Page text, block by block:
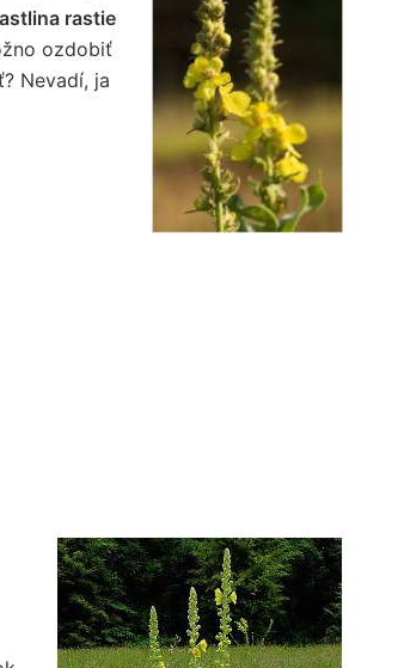
rastie
ozdobiť
Nevadí, ja